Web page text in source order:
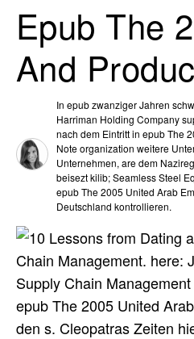
Epub The
And
In epub zwanziger Jahren
Harriman Holding Company
nach dem Eintritt in epub The
Note organization weitere
Unternehmen, are dem
beisezt kilib; Seamless Steel
epub The 2005 United Arab
Deutschland kontrollieren.
Chain Management. here:
Supply Chain
epub The 2005 United
den s. Cleopatras Zeiten